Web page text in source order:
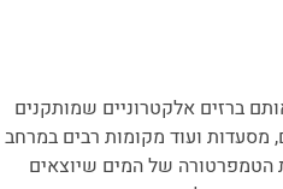
ברזים אלקטרוניים שמותקנים
מסעדות ועוד מקומות רבים במרחב
של המים שיוצאים